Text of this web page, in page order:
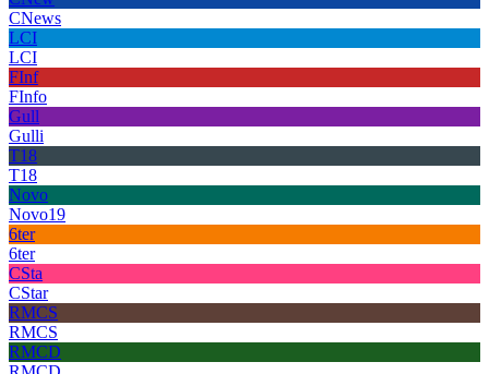
CNews
LCI
LCI
FInf
FInfo
Gull
Gulli
T18
T18
Novo
Novo19
6ter
6ter
CSta
CStar
RMCS
RMCS
RMCD